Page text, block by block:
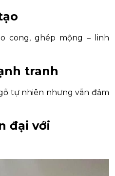
cong, ghép mộng – linh
tranh
tự nhiên nhưng vẫn đảm
đại với